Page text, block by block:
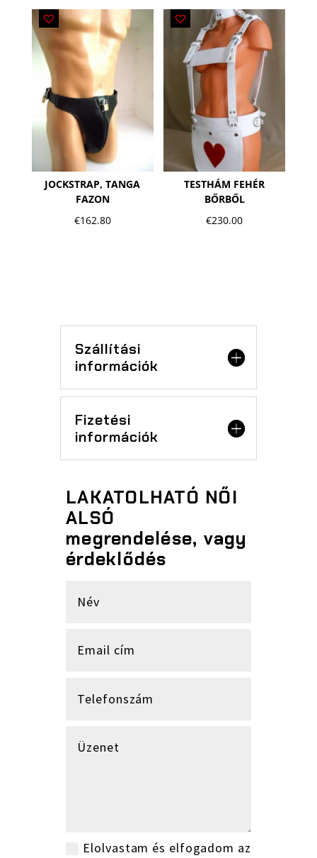
JOCKSTRAP, TANGA
FAZON
€162.80
TESTHÁM FEHÉR
BŐRBŐL
€230.00
Szállítási
információk
Fizetési
információk
LAKATOLHATÓ NŐI
ALSÓ
megrendelése, vagy
érdeklődés
Elolvastam és elfogadom az